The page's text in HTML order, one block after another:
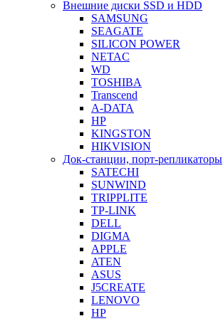
Внешние диски SSD и HDD
SAMSUNG
SEAGATE
SILICON POWER
NETAC
WD
TOSHIBA
Transcend
A-DATA
HP
KINGSTON
HIKVISION
Док-станции, порт-репликаторы
SATECHI
SUNWIND
TRIPPLITE
TP-LINK
DELL
DIGMA
APPLE
ATEN
ASUS
J5CREATE
LENOVO
HP